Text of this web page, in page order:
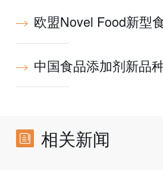
欧盟Novel Food新型
中国食品添加剂新品
相关新闻